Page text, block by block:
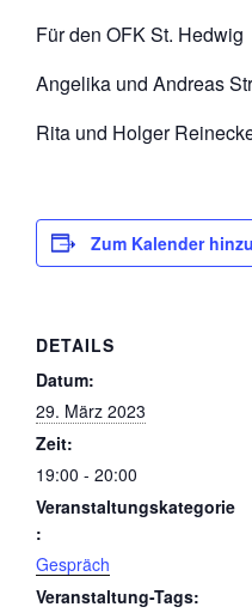
Für den OFK St. Hedwig
Angelika und Andreas
Rita und Holger
Zum Kalender
DETAILS
Datum:
29. März 2023
Zeit:
19:00 - 20:00
Veranstaltungskategorie
:
Gespräch
Veranstaltung-Tags: